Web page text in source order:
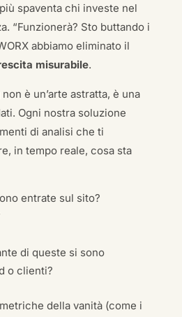
spaventa chi investe nel
“Funzionerà? Sto buttando i
abbiamo eliminato il
misurabile.
è un’arte astratta, è una
Ogni nostra soluzione
di analisi che ti
in tempo reale, cosa sta
entrate sul sito?
di queste si sono
o clienti?
della vanità (come i